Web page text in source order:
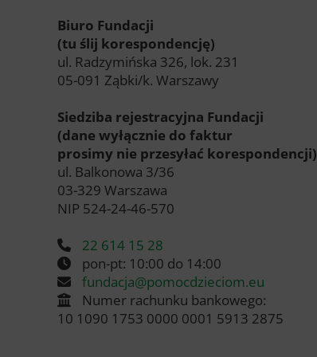
Biuro Fundacji
(tu ślij korespondencję)
ul. Radzymińska 326, lok. 231
05-091 Ząbki/k. Warszawy
Siedziba rejestracyjna Fundacji
(dane wyłącznie do faktur
prosimy nie przesyłać korespondencji)
ul. Balkonowa 3/36
03-329 Warszawa
NIP 524-24-46-570
22 614 15 28
pon-pt: 10:00 do 14:00
fundacja@pomocdzieciom.eu
Numer rachunku bankowego:
10 1090 1753 0000 0001 5913 2875